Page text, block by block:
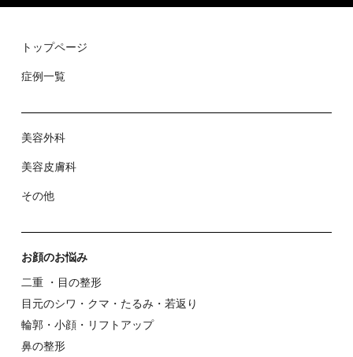
トップページ
症例⼀覧
美容外科
美容⽪膚科
その他
お顔のお悩み
⼆重 ・⽬の整形
⽬元のシワ・クマ・たるみ・若返り
輪郭・⼩顔・リフトアップ
⿐の整形